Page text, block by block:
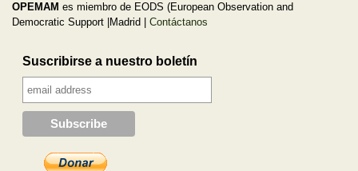
OPEMAM es miembro de EODS (European Observation and
Democratic Support |Madrid | Contáctanos
Suscribirse a nuestro boletín